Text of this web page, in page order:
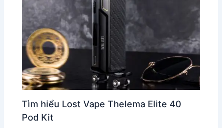
Tìm hiểu Lost Vape Thelema Elite 40
Pod Kit